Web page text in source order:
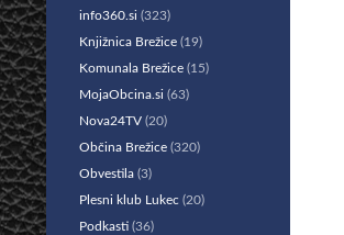
info360.si (323)
Knjižnica Brežice (19)
Komunala Brežice (15)
MojaObcina.si (63)
Nova24TV (20)
Občina Brežice (320)
Obvestila (3)
Plesni klub Lukec (20)
Podkasti (36)